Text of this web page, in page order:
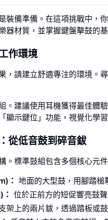
裝備準備。在這項挑戰中，
器材質，並掌握鍵盤擊鼓的
作環境
，請建立舒適專注的環境。
。建議使用耳機獲得最佳體
顯示鍵位」功能，視覺化學
從低音鼓到碎音鈸
。標準鼓組包含多個核心元
： 地面的大型鼓，用腳踏
位於正前方的短促響亮鼓
架上的兩片鈸，透過踏板或